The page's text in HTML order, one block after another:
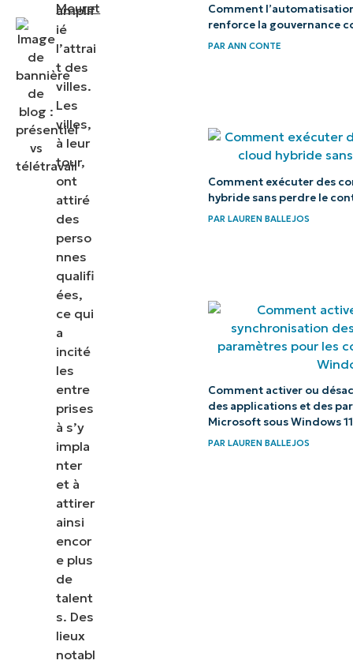
Mouret
anciens
gestion
Atténuer
difficultés
Modèle de
hybride : le
compromis ?
ou en
avec
amplif
ié
l’attrai
t des
villes.
Les
villes,
à leur
tour,
ont
attiré
des
perso
nnes
qualifi
ées,
ce qui
a
incité
les
entre
prises
à s’y
impla
nter
et à
attirer
ainsi
encor
e plus
de
talent
s. Des
lieux
notabl
Comment
renforce la gouvernance
PAR ANN CONTE
Comment exécuter des
hybride sans perdre le
PAR LAUREN BALLEJOS
Comment activer ou
des applications et des
Microsoft sous Windows 11
PAR LAUREN BALLEJOS